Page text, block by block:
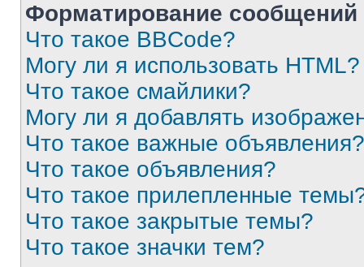
Форматирование
Что такое BBCode?
Могу ли я использовать HTML?
Что такое смайлики?
Могу ли я добавлять
Что такое важные объявления?
Что такое объявления?
Что такое прилепленные
Что такое закрытые темы?
Что такое значки тем?